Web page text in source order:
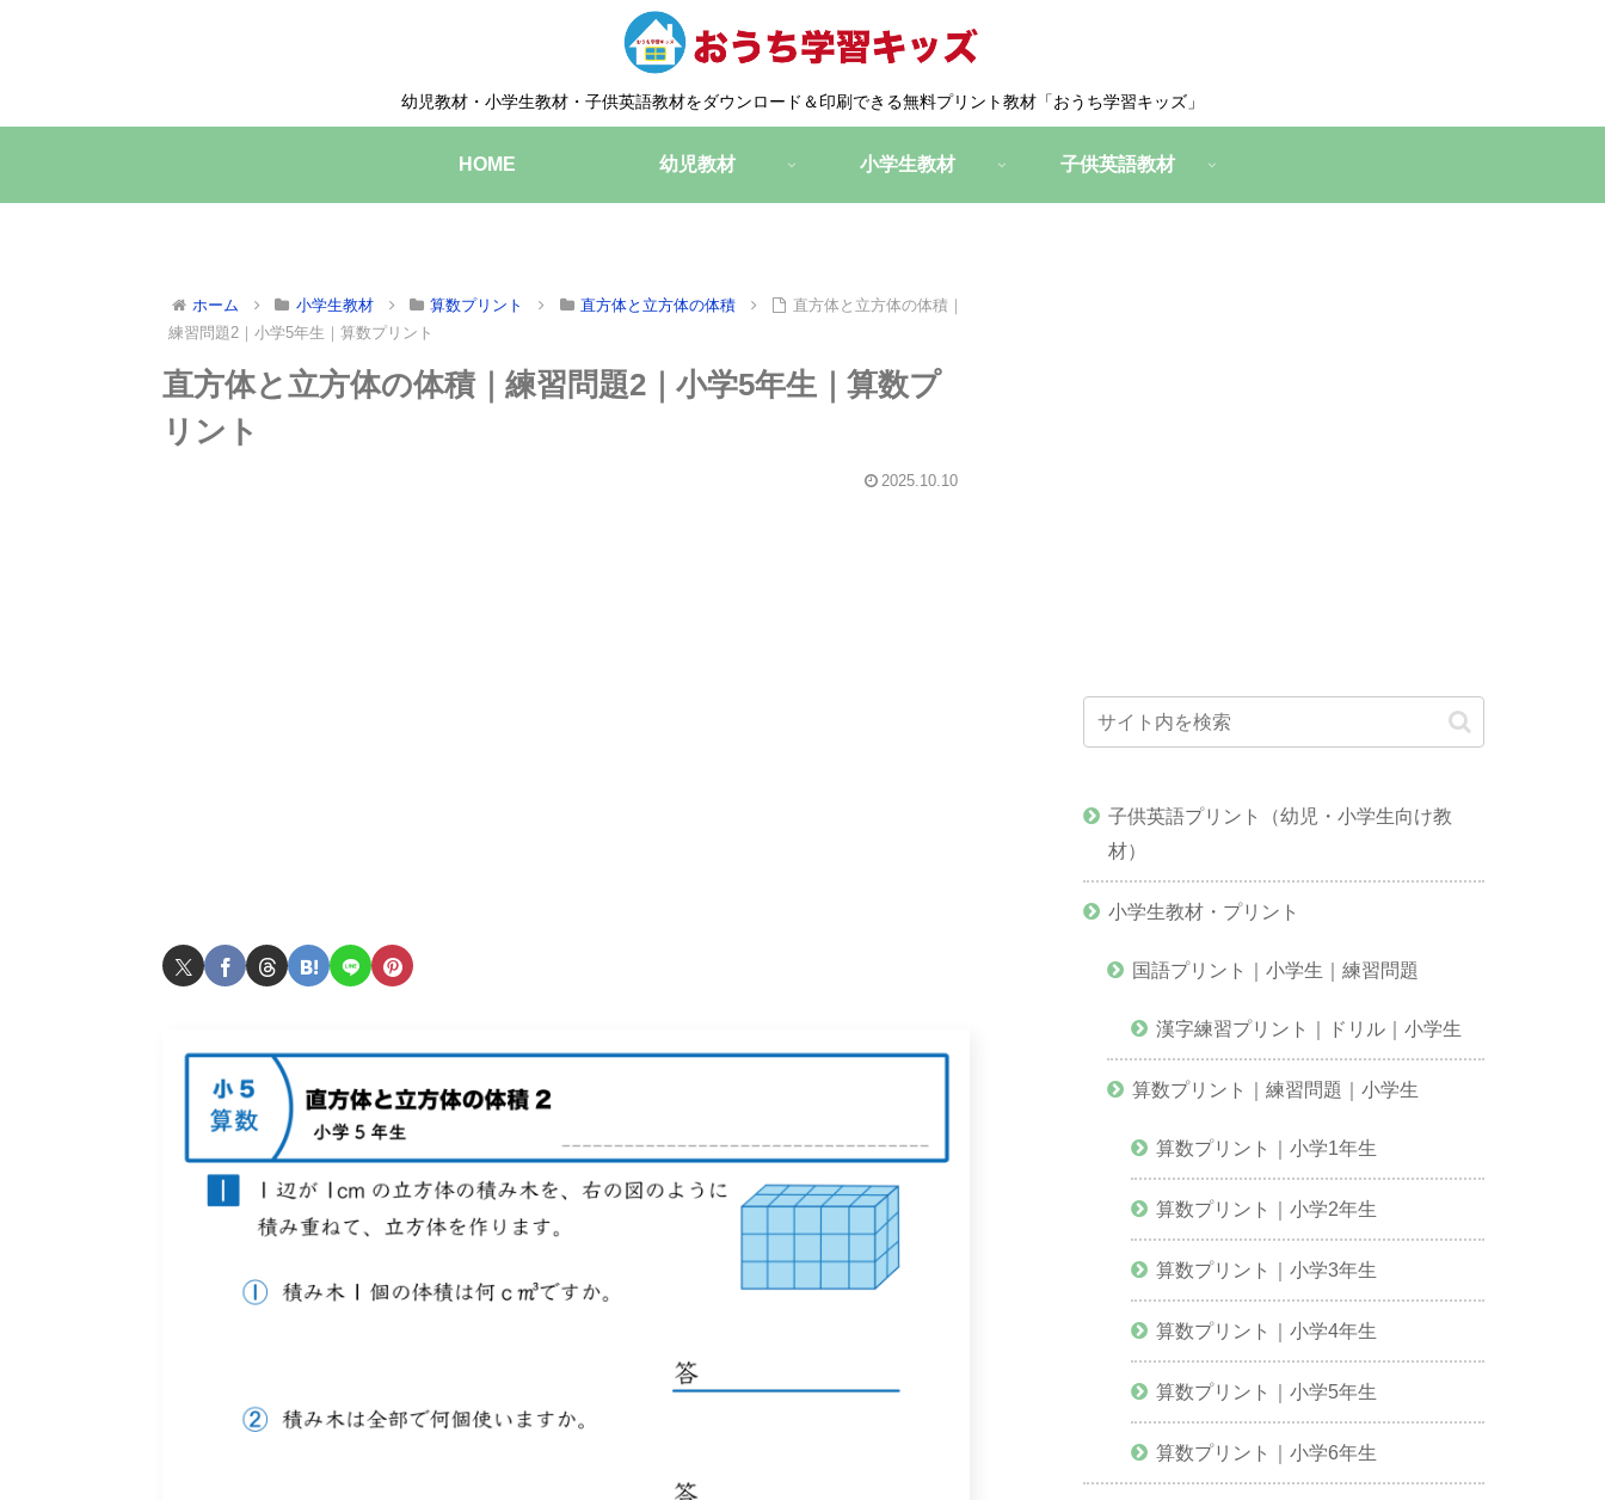
幼児教材・小学生教材・子供英語教材をダウンロード＆印刷できる無料プリント教材「おうち学習キッズ」
HOME 幼児教材 小学生教材 子供英語教材
ホーム 小学生教材 算数プリント 直方体と立方体の体積
直方体と立方体の体積｜
練習問題2｜小学5年生｜算数プリント
直方体と立方体の体積｜練習問題2｜小学5年生｜算数プ
リント
2025.10.10
子供英語プリント（幼児・小学生向け教
材）
小学生教材・プリント
国語プリント｜小学生｜練習問題
漢字練習プリント｜ドリル｜小学生
算数プリント｜練習問題｜小学生
算数プリント｜小学1年生
算数プリント｜小学2年生
算数プリント｜小学3年生
算数プリント｜小学4年生
算数プリント｜小学5年生
算数プリント｜小学6年生